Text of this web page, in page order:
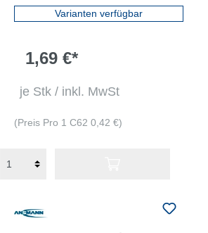
Varianten verfügbar
1,69 €*
je Stk / inkl. MwSt
(Preis Pro 1 C62 0,42 €)